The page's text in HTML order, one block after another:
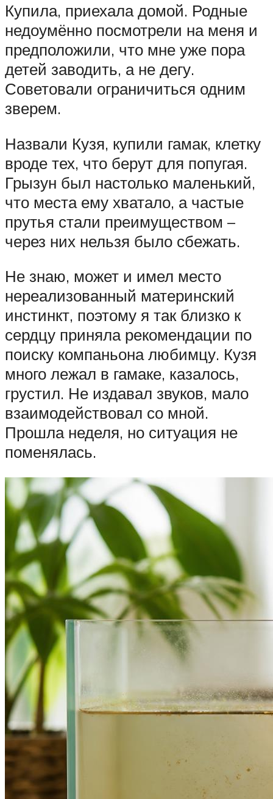
Купила, приехала домой. Родные
недоумённо посмотрели на меня и
предположили, что мне уже пора
детей заводить, а не дегу.
Советовали ограничиться одним
зверем.
Назвали Кузя, купили гамак, клетку
вроде тех, что берут для попугая.
Грызун был настолько маленький,
что места ему хватало, а частые
прутья стали преимуществом –
через них нельзя было сбежать.
Не знаю, может и имел место
нереализованный материнский
инстинкт, поэтому я так близко к
сердцу приняла рекомендации по
поиску компаньона любимцу. Кузя
много лежал в гамаке, казалось,
грустил. Не издавал звуков, мало
взаимодействовал со мной.
Прошла неделя, но ситуация не
поменялась.